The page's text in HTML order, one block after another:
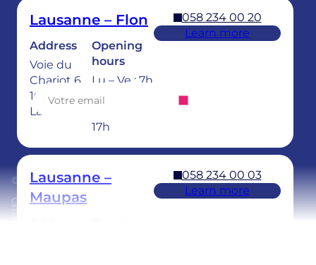
Lausanne – Flon
Address
Voie du
Chariot 6
1003
Lausanne
Opening
hours
Lu – Ve : 7h
– 20h
17h
058 234 00 20
Learn more
Lausanne –
Maupas
058 234 00 03
Learn more
LinkedInInstagramhttps://www.tiktok.com/
Facebook
YouTube
Abonnez-vous à notre newsletter
© 2025 Ardentis
Conditions générales
Politique de confidentialité